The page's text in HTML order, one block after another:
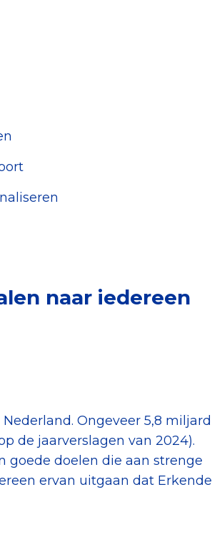
naar iedereen
Ongeveer 5,8 miljard
de jaarverslagen van 2024).
goede doelen die aan strenge
ervan uitgaan dat Erkende